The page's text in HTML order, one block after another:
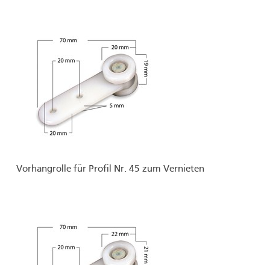
Vorhangrolle für Profil Nr. 45 zum Vernieten